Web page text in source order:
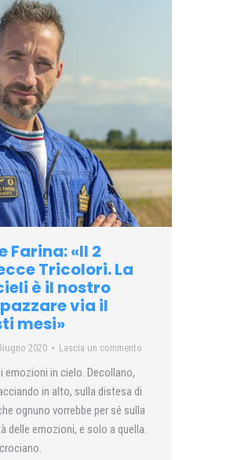
Farina: «Il 2
Tricolori. La
è il nostro
via il
mesi»
2020 Lascia un commento
emozioni in cielo. Decollano,
in alto, sulla distesa di
ognuno vorrebbe per sé sulla
delle emozioni, e solo a quella.